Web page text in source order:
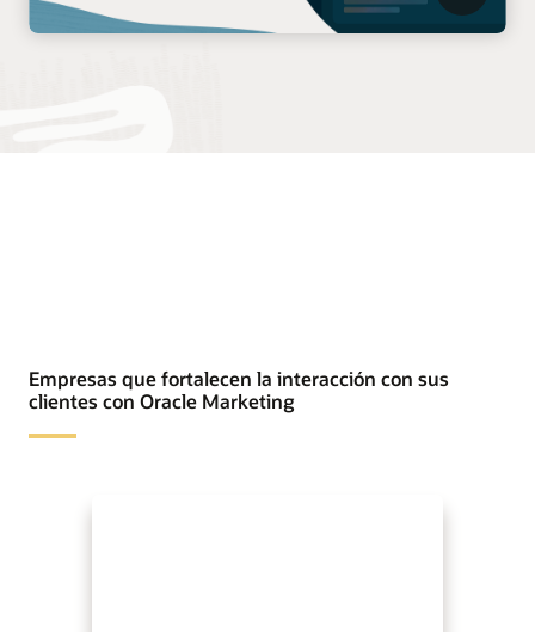
Empresas que fortalecen la interacción con sus
clientes con Oracle Marketing